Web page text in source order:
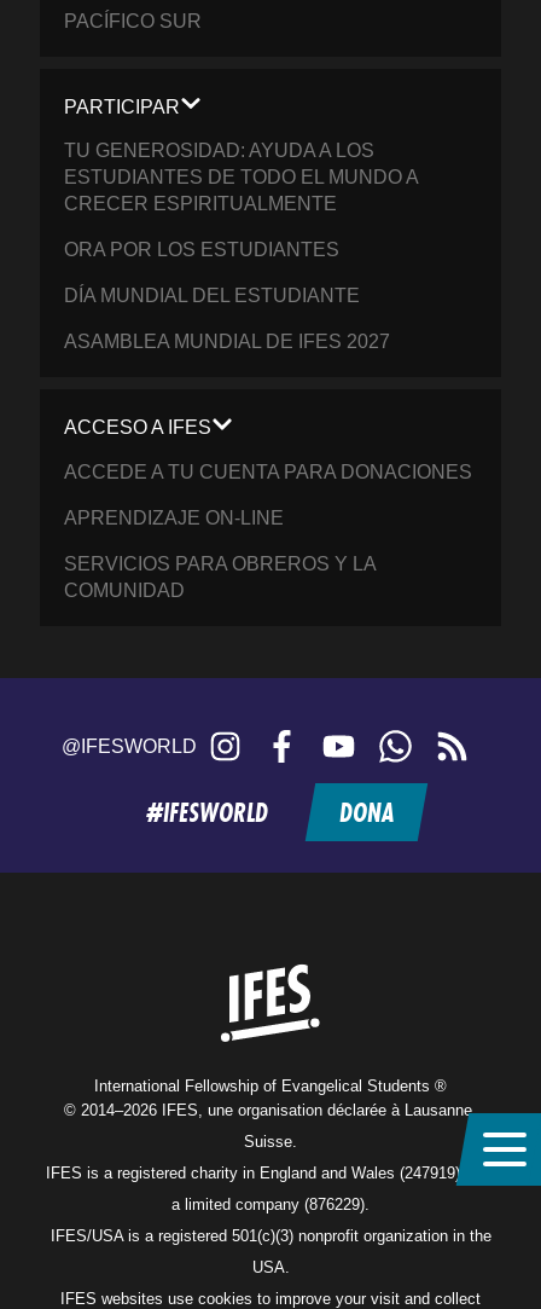
PACÍFICO SUR
PARTICIPAR
TU GENEROSIDAD: AYUDA A LOS
ESTUDIANTES DE TODO EL MUNDO A
CRECER ESPIRITUALMENTE
ORA POR LOS ESTUDIANTES
DÍA MUNDIAL DEL ESTUDIANTE
ASAMBLEA MUNDIAL DE IFES 2027
ACCESO A IFES
ACCEDE A TU CUENTA PARA DONACIONES
APRENDIZAJE ON-LINE
SERVICIOS PARA OBREROS Y LA
COMUNIDAD
@IFESWORLD Instagram FacebookYouTubeWhatsApp
feed
#IFESWORLD DONA
International Fellowship of Evangelical Students ®
© 2014–2026 IFES, une organisation déclarée à Lausanne,
Suisse.
IFES is a registered charity in England and Wales (247919), and
a limited company (876229).
IFES/USA is a registered 501(c)(3) nonprofit organization in the
USA.
IFES websites use cookies to improve your visit and collect